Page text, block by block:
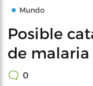
Mundo
Posible
de
0